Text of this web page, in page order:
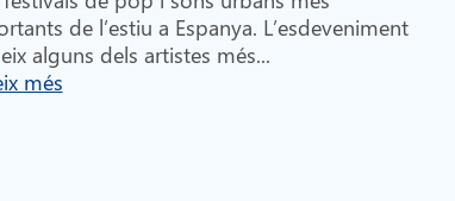
de l’estiu a Espanya. L’esdeveniment
alguns dels artistes més...
més